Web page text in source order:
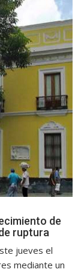
de
ruptura
jueves el
mediante un